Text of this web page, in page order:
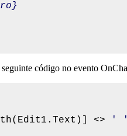
código no evento
<> '